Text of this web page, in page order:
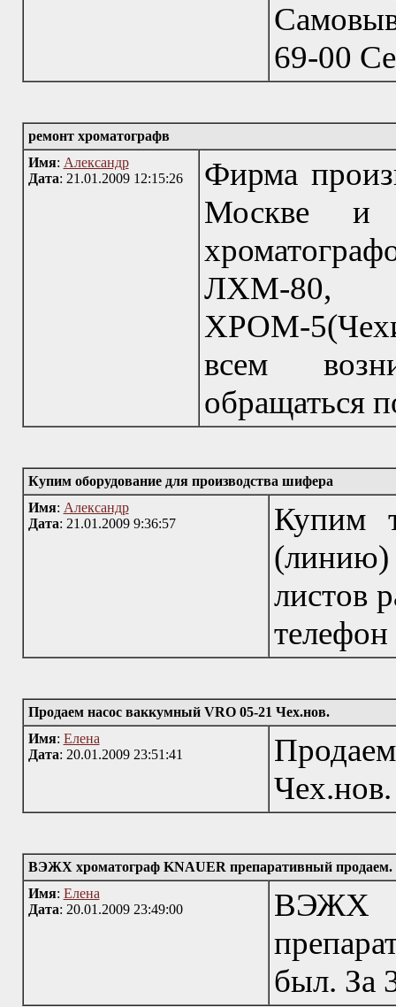
69-00
ремонт хроматографв
Имя: Александр
Дата: 21.01.2009 12:15:26
Фирма
Москве и
ЛХМ-
ХРОМ-
всем
обращаться
Купим оборудование для производства шифера
Имя: Александр
Дата: 21.01.2009 9:36:57
Купим
листов
Продаем насос ваккумный VRO 05-21 Чех.нов.
Имя: Елена
Дата: 20.01.2009 23:51:41
ВЭЖХ хроматограф KNAUER препаративный продаем.
Имя: Елена
Дата: 20.01.2009 23:49:00
ВЭЖХ
был. За